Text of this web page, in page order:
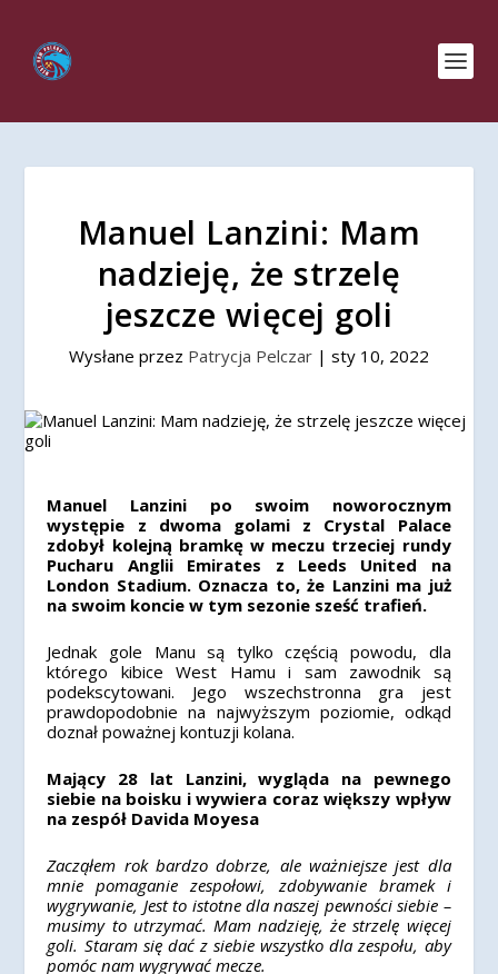
Manuel Lanzini: Mam
nadzieję, że strzelę
jeszcze więcej goli
Wysłane przez Patrycja Pelczar | sty 10, 2022
Manuel Lanzini po swoim noworocznym
występie z dwoma golami z Crystal Palace
zdobył kolejną bramkę w meczu trzeciej rundy
Pucharu Anglii Emirates z Leeds United na
London Stadium. Oznacza to, że Lanzini ma już
na swoim koncie w tym sezonie sześć trafień.
Jednak gole Manu są tylko częścią powodu, dla
którego kibice West Hamu i sam zawodnik są
podekscytowani. Jego wszechstronna gra jest
prawdopodobnie na najwyższym poziomie, odkąd
doznał poważnej kontuzji kolana.
Mający 28 lat Lanzini, wygląda na pewnego
siebie na boisku i wywiera coraz większy wpływ
na zespół Davida Moyesa
Zacząłem rok bardzo dobrze, ale ważniejsze jest dla
mnie pomaganie zespołowi, zdobywanie bramek i
wygrywanie, Jest to istotne dla naszej pewności siebie –
musimy to utrzymać. Mam nadzieję, że strzelę więcej
goli. Staram się dać z siebie wszystko dla zespołu, aby
pomóc nam wygrywać mecze.